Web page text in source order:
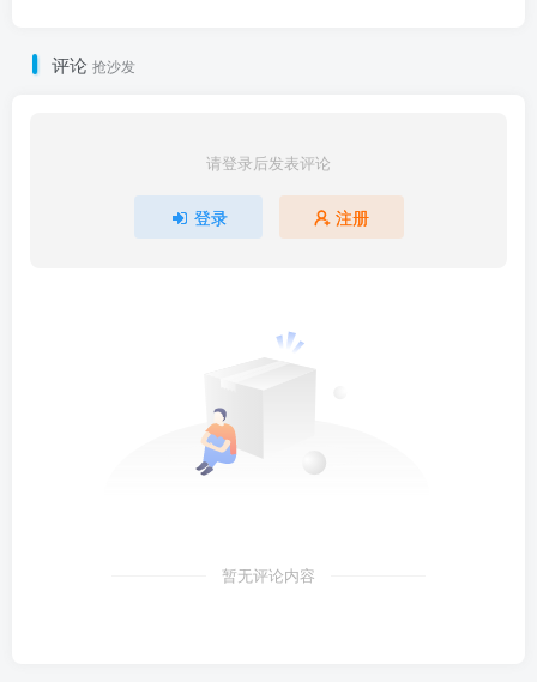
评论 抢沙发
请登录后发表评论
登录 注册
暂无评论内容